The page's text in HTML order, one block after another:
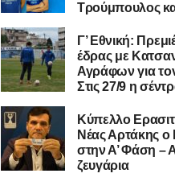
Τρούμπουλος
Γ’ Εθνική:
έδρας με
Αγράφων για
Στις 27/9 η
Kύπελλο
Nέας Αρτάκης
στην Α’ Φάση –
ζευγάρια